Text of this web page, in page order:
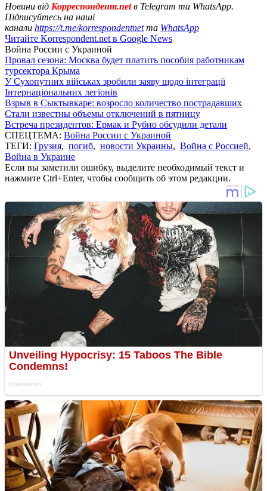
Новини від Корреспондент.netв Telegram та WhatsApp.
Підписуйтесь на наші
канали https://t.me/korrespondentnetта WhatsApp
Читайте Korrespondent.net в Google News
Война России с Украиной
Провал сезона: Москва будет платить пособия работникам
турсектора Крыма
У Сухопутних військах зробили заяву щодо інтеграції
Інтернаціональних легіонів
Взрыв в Сыктывкаре: возросло количество пострадавших
Стали известны объемы отключений в пятницу
Встреча президентов: Ермак и Рубио обсудили детали
СПЕЦТЕМА: Война России с Украиной
ТЕГИ: Грузия, погиб, новости Украины, Война с Россией,
Война в Украине
Если вы заметили ошибку, выделите необходимый текст и
нажмите Ctrl+Enter, чтобы сообщить об этом редакции.